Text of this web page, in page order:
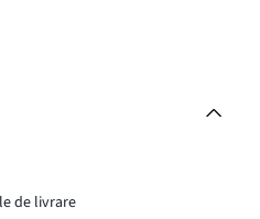
de livrare